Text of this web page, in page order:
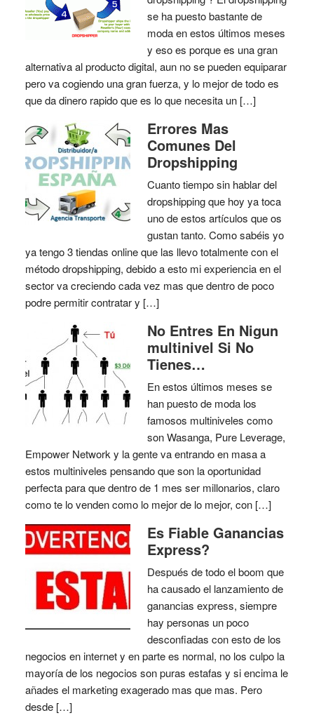
se ha puesto bastante de
moda en estos últimos meses
y eso es porque es una gran
alternativa al producto digital, aun no se pueden equiparar
pero va cogiendo una gran fuerza, y lo mejor de todo es
que da dinero rapido que es lo que necesita un […]
Errores Mas
Comunes Del
Dropshipping
Cuanto tiempo sin hablar del
dropshipping que hoy ya toca
uno de estos artículos que os
gustan tanto. Como sabéis yo
ya tengo 3 tiendas online que las llevo totalmente con el
método dropshipping, debido a esto mi experiencia en el
sector va creciendo cada vez mas que dentro de poco
podre permitir contratar y […]
No Entres En Nigun
multinivel Si No
Tienes…
En estos últimos meses se
han puesto de moda los
famosos multiniveles como
son Wasanga, Pure Leverage,
Empower Network y la gente va entrando en masa a
estos multiniveles pensando que son la oportunidad
perfecta para que dentro de 1 mes ser millonarios, claro
como te lo venden como lo mejor de lo mejor, con […]
Es Fiable Ganancias
Express?
Después de todo el boom que
ha causado el lanzamiento de
ganancias express, siempre
hay personas un poco
desconfiadas con esto de los
negocios en internet y en parte es normal, no los culpo la
mayoría de los negocios son puras estafas y si encima le
añades el marketing exagerado mas que mas. Pero
desde […]